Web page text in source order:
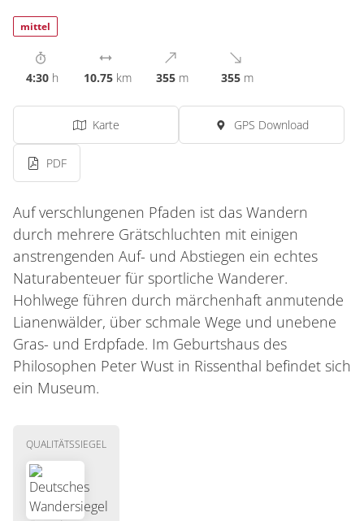
mittel
4:30 h 10.75 km 355 m 355 m
Karte GPS Download
PDF
Auf verschlungenen Pfaden ist das Wandern
durch mehrere Grätschluchten mit einigen
anstrengenden Auf- und Abstiegen ein echtes
Naturabenteuer für sportliche Wanderer.
Hohlwege führen durch märchenhaft anmutende
Lianenwälder, über schmale Wege und unebene
Gras- und Erdpfade. Im Geburtshaus des
Philosophen Peter Wust in Rissenthal befindet sich
ein Museum.
QUALITÄTSSIEGEL